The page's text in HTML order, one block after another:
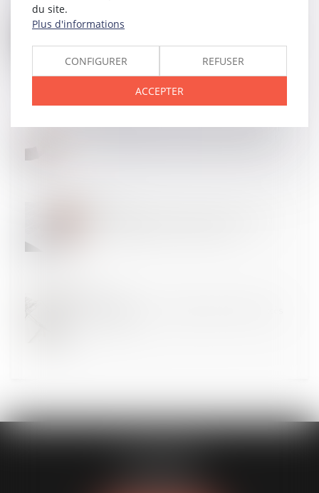
indemnisation ?
15JUIL.
Même sur demande du client, une réparation non
du site.
Plus d'informations
CONFIGURER REFUSER
ACCEPTER